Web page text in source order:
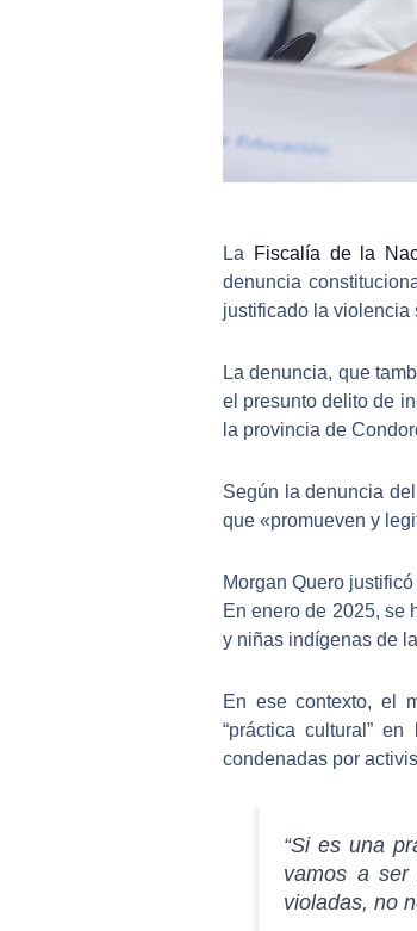
La Fiscalía de la
denuncia
justificado la violencia
La denuncia, que
el presunto delito de
la provincia de
Según la denuncia
que «promueven y
Morgan Quero
En enero de 2025, se
y niñas indígenas de
En ese contexto, el
“práctica cultural” en
condenadas por
“Si es una
vamos a ser
violadas, no